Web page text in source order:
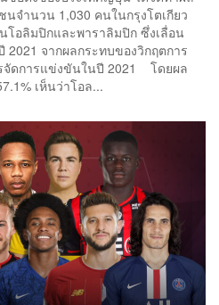
จำนวน 1,030 คนในกรุงโตเกียว
โอลิมปิกและพาราลิมปิก ซึ่งเลื่อน
2021 จากผลกระทบของวิกฤตการ
จัดการแข่งขันในปี 2021 โดยผล
เห็นว่าโอล...